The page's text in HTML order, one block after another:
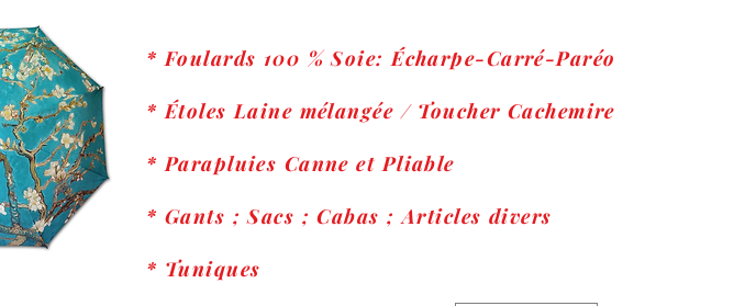
* Foulards 100 % Soie: Écharpe-Carré-Paréo
* Étoles Laine mélangée / Toucher Cachemire
* Parapluies Canne et Pliable
* Gants ; Sacs ; Cabas ; Articles divers
* Tuniques